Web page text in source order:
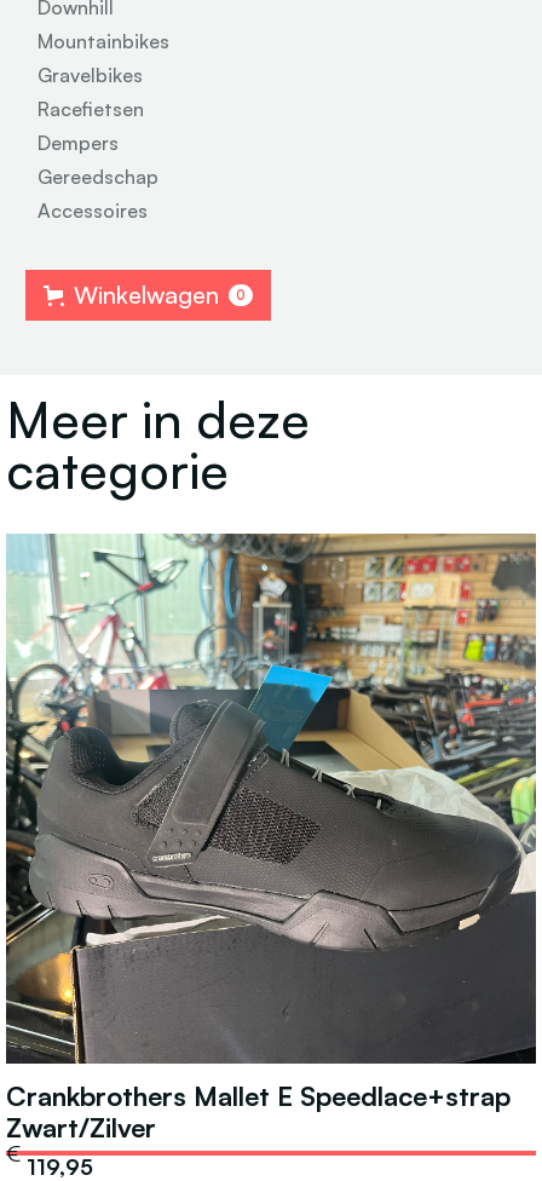
Downhill
Mountainbikes
Gravelbikes
Racefietsen
Dempers
Gereedschap
Accessoires
Winkelwagen 0
Meer in deze
categorie
Crankbrothers Mallet E Speedlace+strap
Zwart/Zilver
119,95
€